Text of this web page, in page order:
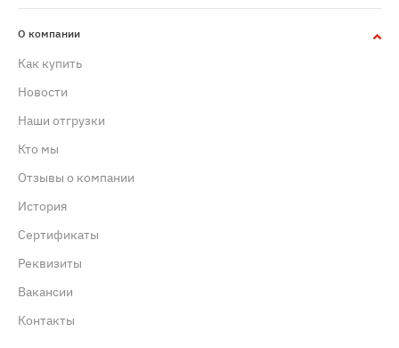
О компании
Как купить
Новости
Наши отгрузки
Кто мы
Отзывы о компании
История
Сертификаты
Реквизиты
Вакансии
Контакты